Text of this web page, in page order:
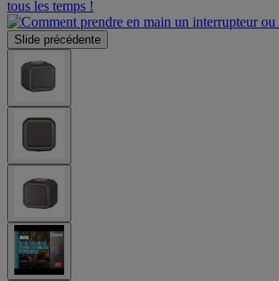
Slide précédente